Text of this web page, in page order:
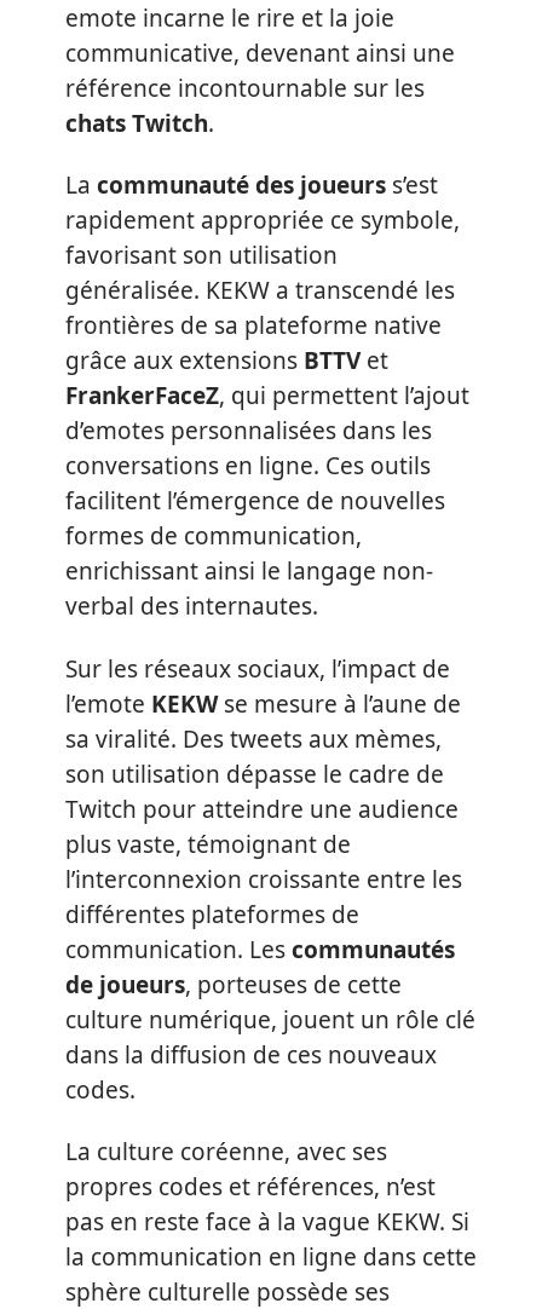
emote incarne le rire et la joie
communicative, devenant ainsi une
référence incontournable sur les
chats Twitch.
La communauté des joueurs s’est
rapidement appropriée ce symbole,
favorisant son utilisation
généralisée. KEKW a transcendé les
frontières de sa plateforme native
grâce aux extensions BTTVet
FrankerFaceZ, qui permettent l’ajout
d’emotes personnalisées dans les
conversations en ligne. Ces outils
facilitent l’émergence de nouvelles
formes de communication,
enrichissant ainsi le langage non-
verbal des internautes.
Sur les réseaux sociaux, l’impact de
l’emote KEKWse mesure à l’aune de
sa viralité. Des tweets aux mèmes,
son utilisation dépasse le cadre de
Twitch pour atteindre une audience
plus vaste, témoignant de
l’interconnexion croissante entre les
différentes plateformes de
communication. Lescommunautés
de joueurs, porteuses de cette
culture numérique, jouent un rôle clé
dans la diffusion de ces nouveaux
codes.
La culture coréenne, avec ses
propres codes et références, n’est
pas en reste face à la vague KEKW. Si
la communication en ligne dans cette
sphère culturelle possède ses